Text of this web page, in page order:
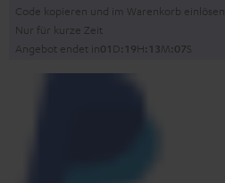
Code kopieren und im Warenkorb einlösen.
Nur für kurze Zeit
Angebot endet in01D:19H:1 3M:06S